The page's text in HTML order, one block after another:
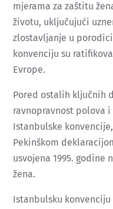
mjerama za zaštitu
životu, uključujući
zlostavljanje u porodici
konvenciju su
Evrope.
Pored ostalih ključnih
ravnopravnost polova i
Istanbulske
Pekinškom
usvojena 1995. godine
žena.
Istanbulsku